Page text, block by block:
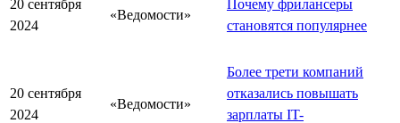
20 сентября
2024
«Ведомости»
Почему фрилансеры
становятся популярнее
20 сентября
2024
«Ведомости»
Более трети компаний
отказались повышать
зарплаты IT-